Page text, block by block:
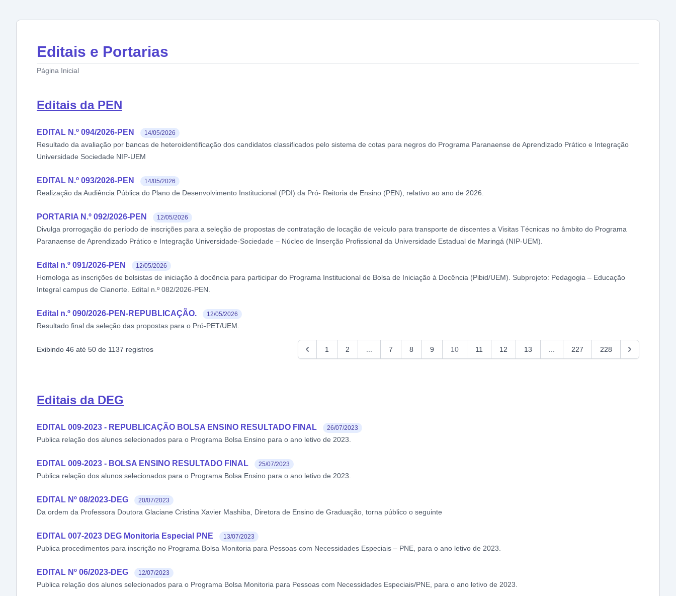
Editais e Portarias
Página Inicial
Editais da PEN
EDITAL N.º 094/2026-PEN 14/05/2026
Resultado da avaliação por bancas de heteroidentificação dos candidatos classificados pelo sistema de cotas para negros do Programa Paranaense de Aprendizado Prático e Integração
Universidade Sociedade NIP-UEM
EDITAL N.º 093/2026-PEN 14/05/2026
Realização da Audiência Pública do Plano de Desenvolvimento Institucional (PDI) da Pró- Reitoria de Ensino (PEN), relativo ao ano de 2026.
PORTARIA N.º 092/2026-PEN 12/05/2026
Divulga prorrogação do período de inscrições para a seleção de propostas de contratação de locação de veículo para transporte de discentes a Visitas Técnicas no âmbito do Programa
Paranaense de Aprendizado Prático e Integração Universidade-Sociedade – Núcleo de Inserção Profissional da Universidade Estadual de Maringá (NIP-UEM).
Edital n.º 091/2026-PEN 12/05/2026
Homologa as inscrições de bolsistas de iniciação à docência para participar do Programa Institucional de Bolsa de Iniciação à Docência (Pibid/UEM). Subprojeto: Pedagogia – Educação
Integral campus de Cianorte. Edital n.º 082/2026-PEN.
Edital n.º 090/2026-PEN-REPUBLICAÇÃO. 12/05/2026
Resultado final da seleção das propostas para o Pró-PET/UEM.
Exibindo 46 até 50 de 1137 registros 1 2 7 8 9 10 11 12 13 227 228
Editais da DEG
EDITAL 009-2023 - REPUBLICAÇÃO BOLSA ENSINO RESULTADO FINAL 26/07/2023
Publica relação dos alunos selecionados para o Programa Bolsa Ensino para o ano letivo de 2023.
EDITAL 009-2023 - BOLSA ENSINO RESULTADO FINAL 25/07/2023
Publica relação dos alunos selecionados para o Programa Bolsa Ensino para o ano letivo de 2023.
EDITAL Nº 08/2023-DEG 20/07/2023
Da ordem da Professora Doutora Glaciane Cristina Xavier Mashiba, Diretora de Ensino de Graduação, torna público o seguinte
EDITAL 007-2023 DEG Monitoria Especial PNE 13/07/2023
Publica procedimentos para inscrição no Programa Bolsa Monitoria para Pessoas com Necessidades Especiais – PNE, para o ano letivo de 2023.
EDITAL Nº 06/2023-DEG 12/07/2023
Publica relação dos alunos selecionados para o Programa Bolsa Monitoria para Pessoas com Necessidades Especiais/PNE, para o ano letivo de 2023.